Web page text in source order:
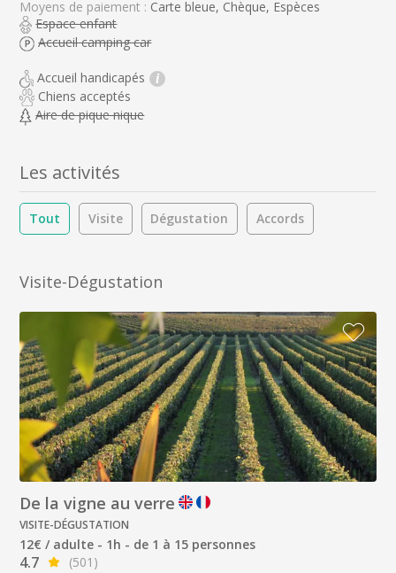
Moyens de paiement : Carte bleue, Chèque, Espèces
Espace enfant
Accueil camping car
Accueil handicapés i
Chiens acceptés
Aire de pique nique
Les activités
Tout Visite Dégustation Accords
Visite-Dégustation
De la vigne au verre
VISITE-DÉGUSTATION
12€ / adulte - 1h - de 1 à 15 personnes
4.7
(501)